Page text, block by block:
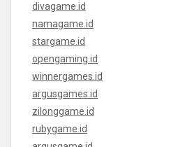
divagame.id
namagame.id
stargame.id
opengaming.id
winnergames.id
argusgames.id
zilonggame.id
rubygame.id